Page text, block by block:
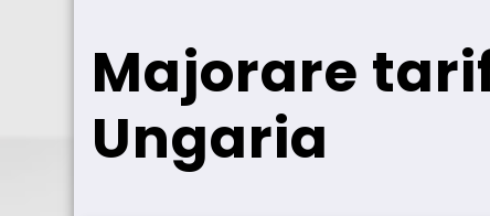
Majorare
Ungaria